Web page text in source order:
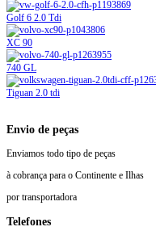
Golf 6 2.0 Tdi
XC 90
740 GL
Tiguan 2.0 tdi
Envio de peças
Enviamos todo tipo de peças
à cobrança para o Continente e Ilhas
por transportadora
Telefones